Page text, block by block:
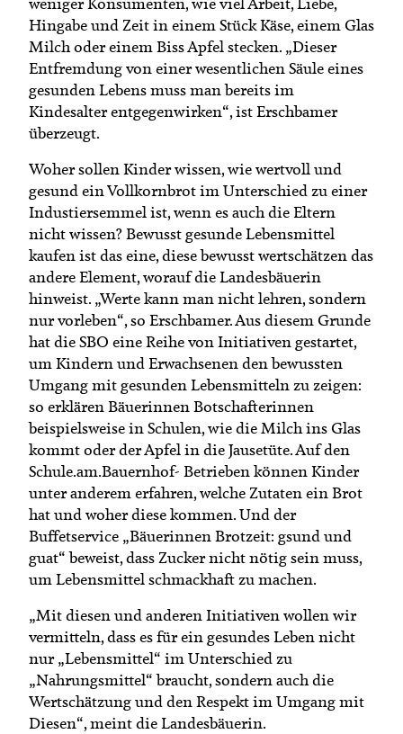
Hingabe und Zeit in einem Stück Käse, einem Glas
Milch oder einem Biss Apfel stecken. „Dieser
Entfremdung von einer wesentlichen Säule eines
gesunden Lebens muss man bereits im
Kindesalter entgegenwirken“, ist Erschbamer
überzeugt.
Woher sollen Kinder wissen, wie wertvoll und
gesund ein Vollkornbrot im Unterschied zu einer
Industiersemmel ist, wenn es auch die Eltern
nicht wissen? Bewusst gesunde Lebensmittel
kaufen ist das eine, diese bewusst wertschätzen das
andere Element, worauf die Landesbäuerin
hinweist. „Werte kann man nicht lehren, sondern
nur vorleben“, so Erschbamer. Aus diesem Grunde
hat die SBO eine Reihe von Initiativen gestartet,
um Kindern und Erwachsenen den bewussten
Umgang mit gesunden Lebensmitteln zu zeigen:
so erklären Bäuerinnen Botschafterinnen
beispielsweise in Schulen, wie die Milch ins Glas
kommt oder der Apfel in die Jausetüte. Auf den
Schule.am.Bauernhof- Betrieben können Kinder
unter anderem erfahren, welche Zutaten ein Brot
hat und woher diese kommen. Und der
Buffetservice „Bäuerinnen Brotzeit: gsund und
guat“ beweist, dass Zucker nicht nötig sein muss,
um Lebensmittel schmackhaft zu machen.
„Mit diesen und anderen Initiativen wollen wir
vermitteln, dass es für ein gesundes Leben nicht
nur „Lebensmittel“ im Unterschied zu
„Nahrungsmittel“ braucht, sondern auch die
Wertschätzung und den Respekt im Umgang mit
Diesen“, meint die Landesbäuerin.